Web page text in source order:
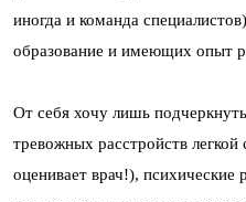
иногда и команда
образование и имеющих опыт
От себя хочу лишь
тревожных расстройств
оценивает врач!), психические